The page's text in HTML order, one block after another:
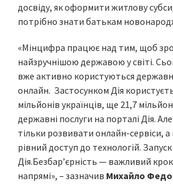
досвіду, як оформити житлову
потрібно знати батькам
«Мінцифра працює над тим, щоб
найзручнішою державою у світі.
вже активно користуються
онлайн. Застосунком Дія
мільйонів українців, ще 21,7
державні послуги на порталі Дія.
тільки розвивати онлайн-сервіси, а
рівний доступ до технологій.
Дія.Безбар’єрність — важливий
напрямі», – зазначив Михайло